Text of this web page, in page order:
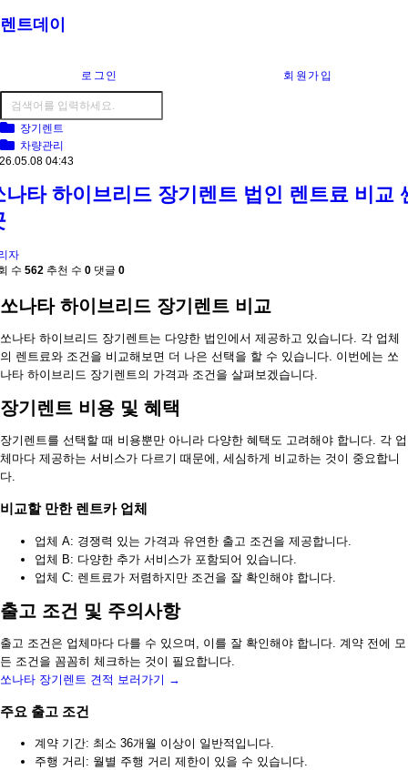
렌트데이
로그인 회원가입
장기렌트
차량관리
04:43
나타 하이브리드 장기렌트 법인 렌트료 비교
자
수 562 추천 수 0 댓글 0
쏘나타 하이브리드 장기렌트 비교
쏘나타 하이브리드 장기렌트는 다양한 법인에서 제공하고 있습니다. 각 업체
의 렌트료와 조건을 비교해보면 더 나은 선택을 할 수 있습니다. 이번에는 쏘
나타 하이브리드 장기렌트의 가격과 조건을 살펴보겠습니다.
장기렌트 비용 및 혜택
장기렌트를 선택할 때 비용뿐만 아니라 다양한 혜택도 고려해야 합니다. 각 업
체마다 제공하는 서비스가 다르기 때문에, 세심하게 비교하는 것이 중요합니
다.
비교할 만한 렌트카 업체
업체 A: 경쟁력 있는 가격과 유연한 출고 조건을 제공합니다.
업체 B: 다양한 추가 서비스가 포함되어 있습니다.
업체 C: 렌트료가 저렴하지만 조건을 잘 확인해야 합니다.
출고 조건 및 주의사항
출고 조건은 업체마다 다를 수 있으며, 이를 잘 확인해야 합니다. 계약 전에 모
든 조건을 꼼꼼히 체크하는 것이 필요합니다.
쏘나타 장기렌트 견적 보러가기 →
주요 출고 조건
계약 기간: 최소 36개월 이상이 일반적입니다.
주행 거리: 월별 주행 거리 제한이 있을 수 있습니다.